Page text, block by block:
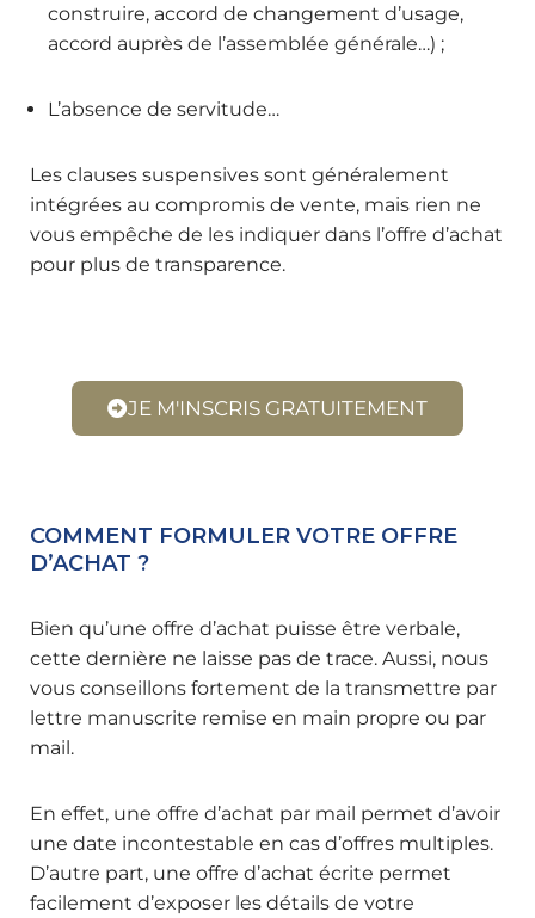
construire, accord de changement d’usage,
accord auprès de l’assemblée générale…) ;
L’absence de servitude…
Les clauses suspensives sont généralement
intégrées au compromis de vente, mais rien ne
vous empêche de les indiquer dans l’offre d’achat
pour plus de transparence.
JE M'INSCRIS GRATUITEMENT
COMMENT FORMULER VOTRE OFFRE
D’ACHAT ?
Bien qu’une offre d’achat puisse être verbale,
cette dernière ne laisse pas de trace. Aussi, nous
vous conseillons fortement de la transmettre par
lettre manuscrite remise en main propre ou par
mail.
En effet, une offre d’achat par mail permet d’avoir
une date incontestable en cas d’offres multiples.
D’autre part, une offre d’achat écrite permet
facilement d’exposer les détails de votre